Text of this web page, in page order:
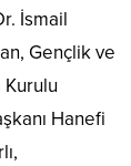
İsmail
Gençlik ve
Hanefi